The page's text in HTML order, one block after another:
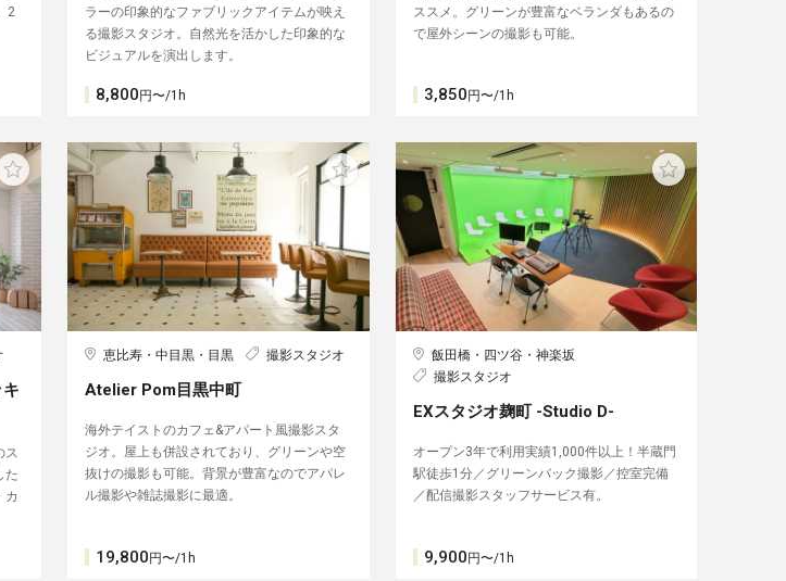
2
ラーの印象的なファブリックアイテムが映え
る撮影スタジオ。自然光を活かした印象的な
ビジュアルを演出します。
8,800 円〜/1h
ススメ。グリーンが豊富なベランダもあるの
で屋外シーンの撮影も可能。
3,850 円〜/1h
ス
た
カ
恵比寿・中目黒・目黒 撮影スタジオ
Atelier Pom目黒中町︎
海外テイストのカフェ&アパート風撮影スタ
ジオ。屋上も併設されており、グリーンや空
抜けの撮影も可能。背景が豊富なのでアパレ
ル撮影や雑誌撮影に最適。
19,800 円〜/1h
飯田橋・四ツ谷・神楽坂
撮影スタジオ
EXスタジオ麹町 -Studio D-
オープン3年で利用実績1,000件以上！半蔵門
駅徒歩1分／グリーンバック撮影／控室完備
／配信撮影スタッフサービス有。
9,900 円〜/1h